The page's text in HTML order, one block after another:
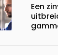
Een